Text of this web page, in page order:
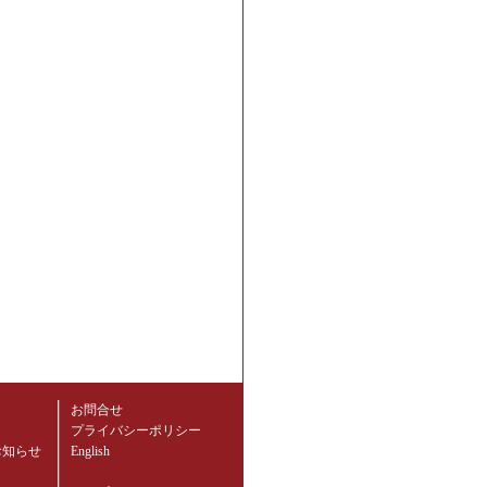
らせ
お問合せ
プライバシーポリシー
English